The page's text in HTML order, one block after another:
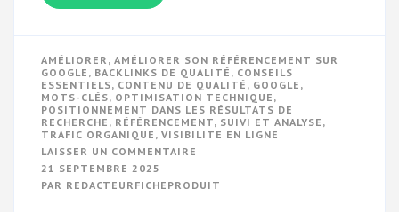
AMÉLIORER , AMÉLIORER SON RÉFÉRENCEMENT SUR
GOOGLE , BACKLINKS DE QUALITÉ , CONSEILS
ESSENTIELS, CONTENU DE QUALITÉ , GOOGLE ,
MOTS-CLÉS, OPTIMISATION TECHNIQUE ,
POSITIONNEMENT DANS LES RÉSULTATS DE
RECHERCHE , RÉFÉRENCEMENT, SUIVI ET ANALYSE ,
TRAFIC ORGANIQUE , VISIBILITÉ EN LIGNE
LAISSER UN COMMENTAIRE
RÉFÉRENCEMENT
21 SEPTEMBRE 2025
PAR REDACTEURFICHEPRODUIT